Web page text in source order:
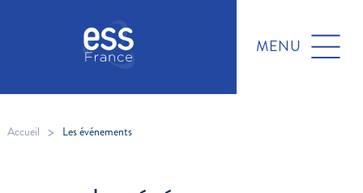
MENU
Accueil > Les événements